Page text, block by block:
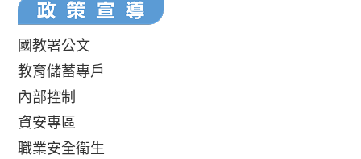
國教署公文
教育儲蓄專戶
內部控制
資安專區
職業安全衛生